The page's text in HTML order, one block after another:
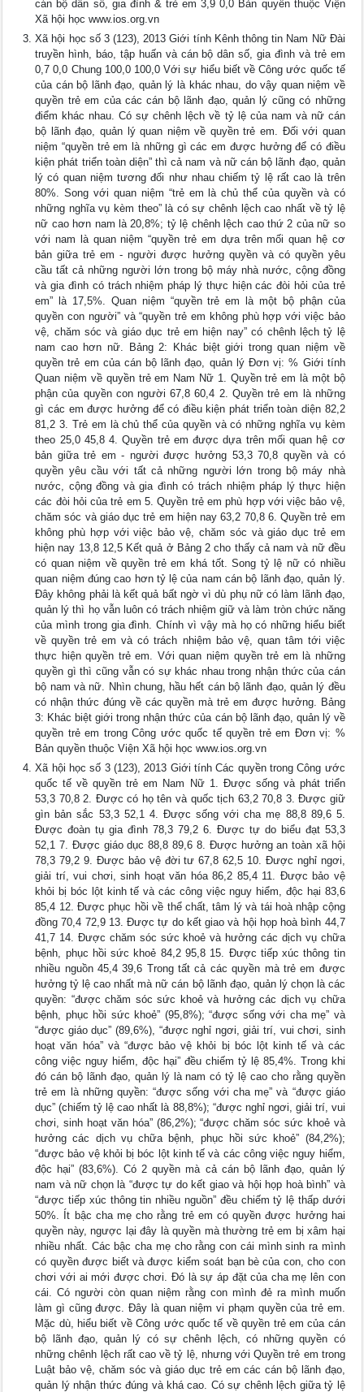
cán bộ dân số, gia đình & trẻ em 3,9 0,0 Bản quyền thuộc Viện
Xã hội học www.ios.org.vn
Xã hội học số 3 (123), 2013 Giới tính Kênh thông tin Nam Nữ Đài
truyền hình, báo, tập huấn và cán bộ dân số, gia đình và trẻ em
0,7 0,0 Chung 100,0 100,0 Với sự hiểu biết về Công ước quốc tế
của cán bộ lãnh đạo, quản lý là khác nhau, do vậy quan niệm về
quyền trẻ em của các cán bộ lãnh đạo, quản lý cũng có những
điểm khác nhau. Có sự chênh lệch về tỷ lệ của nam và nữ cán
bộ lãnh đạo, quản lý quan niệm về quyền trẻ em. Đối với quan
niệm “quyền trẻ em là những gì các em được hưởng để có điều
kiện phát triển toàn diện” thì cả nam và nữ cán bộ lãnh đạo, quản
lý có quan niệm tương đối như nhau chiếm tỷ lệ rất cao là trên
80%. Song với quan niệm “trẻ em là chủ thể của quyền và có
những nghĩa vụ kèm theo” là có sự chênh lệch cao nhất về tỷ lệ
nữ cao hơn nam là 20,8%; tỷ lệ chênh lệch cao thứ 2 của nữ so
với nam là quan niệm “quyền trẻ em dựa trên mối quan hệ cơ
bản giữa trẻ em - người được hưởng quyền và có quyền yêu
cầu tất cả những người lớn trong bộ máy nhà nước, cộng đồng
và gia đình có trách nhiệm pháp lý thực hiện các đòi hỏi của trẻ
em” là 17,5%. Quan niệm “quyền trẻ em là một bộ phận của
quyền con người” và “quyền trẻ em không phù hợp với việc bảo
vệ, chăm sóc và giáo dục trẻ em hiện nay” có chênh lệch tỷ lệ
nam cao hơn nữ. Bảng 2: Khác biệt giới trong quan niệm về
quyền trẻ em của cán bộ lãnh đạo, quản lý Đơn vị: % Giới tính
Quan niệm về quyền trẻ em Nam Nữ 1. Quyền trẻ em là một bộ
phận của quyền con người 67,8 60,4 2. Quyền trẻ em là những
gì các em được hưởng để có điều kiện phát triển toàn diện 82,2
81,2 3. Trẻ em là chủ thể của quyền và có những nghĩa vụ kèm
theo 25,0 45,8 4. Quyền trẻ em được dựa trên mối quan hệ cơ
bản giữa trẻ em - người được hưởng 53,3 70,8 quyền và có
quyền yêu cầu với tất cả những người lớn trong bộ máy nhà
nước, cộng đồng và gia đình có trách nhiệm pháp lý thực hiện
các đòi hỏi của trẻ em 5. Quyền trẻ em phù hợp với việc bảo vệ,
chăm sóc và giáo dục trẻ em hiện nay 63,2 70,8 6. Quyền trẻ em
không phù hợp với việc bảo vệ, chăm sóc và giáo dục trẻ em
hiện nay 13,8 12,5 Kết quả ở Bảng 2 cho thấy cả nam và nữ đều
có quan niệm về quyền trẻ em khá tốt. Song tỷ lệ nữ có nhiều
quan niệm đúng cao hơn tỷ lệ của nam cán bộ lãnh đạo, quản lý.
Đây không phải là kết quả bất ngờ vì dù phụ nữ có làm lãnh đạo,
quản lý thì họ vẫn luôn có trách nhiệm giữ và làm tròn chức năng
của mình trong gia đình. Chính vì vậy mà họ có những hiểu biết
về quyền trẻ em và có trách nhiệm bảo vệ, quan tâm tới việc
thực hiện quyền trẻ em. Với quan niệm quyền trẻ em là những
quyền gì thì cũng vẫn có sự khác nhau trong nhận thức của cán
bộ nam và nữ. Nhìn chung, hầu hết cán bộ lãnh đạo, quản lý đều
có nhận thức đúng về các quyền mà trẻ em được hưởng. Bảng
3: Khác biệt giới trong nhận thức của cán bộ lãnh đạo, quản lý về
quyền trẻ em trong Công ước quốc tế quyền trẻ em Đơn vị: %
Bản quyền thuộc Viện Xã hội học www.ios.org.vn
Xã hội học số 3 (123), 2013 Giới tính Các quyền trong Công ước
quốc tế về quyền trẻ em Nam Nữ 1. Được sống và phát triển
53,3 70,8 2. Được có họ tên và quốc tịch 63,2 70,8 3. Được giữ
gìn bản sắc 53,3 52,1 4. Được sống với cha mẹ 88,8 89,6 5.
Được đoàn tụ gia đình 78,3 79,2 6. Được tự do biểu đạt 53,3
52,1 7. Được giáo dục 88,8 89,6 8. Được hưởng an toàn xã hội
78,3 79,2 9. Được bảo vệ đời tư 67,8 62,5 10. Được nghỉ ngơi,
giải trí, vui chơi, sinh hoạt văn hóa 86,2 85,4 11. Được bảo vệ
khỏi bị bóc lột kinh tế và các công việc nguy hiểm, độc hại 83,6
85,4 12. Được phục hồi về thể chất, tâm lý và tái hoà nhập cộng
đồng 70,4 72,9 13. Được tự do kết giao và hội họp hoà bình 44,7
41,7 14. Được chăm sóc sức khoẻ và hưởng các dịch vụ chữa
bệnh, phục hồi sức khoẻ 84,2 95,8 15. Được tiếp xúc thông tin
nhiều nguồn 45,4 39,6 Trong tất cả các quyền mà trẻ em được
hưởng tỷ lệ cao nhất mà nữ cán bộ lãnh đạo, quản lý chọn là các
quyền: “được chăm sóc sức khoẻ và hưởng các dịch vụ chữa
bệnh, phục hồi sức khoẻ” (95,8%); “được sống với cha mẹ” và
“được giáo dục” (89,6%), “được nghỉ ngơi, giải trí, vui chơi, sinh
hoạt văn hóa” và “được bảo vệ khỏi bị bóc lột kinh tế và các
công việc nguy hiểm, độc hại” đều chiếm tỷ lệ 85,4%. Trong khi
đó cán bộ lãnh đạo, quản lý là nam có tỷ lệ cao cho rằng quyền
trẻ em là những quyền: “được sống với cha mẹ” và “được giáo
dục” (chiếm tỷ lệ cao nhất là 88,8%); “được nghỉ ngơi, giải trí, vui
chơi, sinh hoạt văn hóa” (86,2%); “được chăm sóc sức khoẻ và
hưởng các dịch vụ chữa bệnh, phục hồi sức khoẻ” (84,2%);
“được bảo vệ khỏi bị bóc lột kinh tế và các công việc nguy hiểm,
độc hại” (83,6%). Có 2 quyền mà cả cán bộ lãnh đạo, quản lý
nam và nữ chọn là “được tự do kết giao và hội họp hoà bình” và
“được tiếp xúc thông tin nhiều nguồn” đều chiếm tỷ lệ thấp dưới
50%. Ít bậc cha mẹ cho rằng trẻ em có quyền được hưởng hai
quyền này, ngược lại đây là quyền mà thường trẻ em bị xâm hại
nhiều nhất. Các bậc cha mẹ cho rằng con cái mình sinh ra mình
có quyền được biết và được kiểm soát bạn bè của con, cho con
chơi với ai mới được chơi. Đó là sự áp đặt của cha mẹ lên con
cái. Có người còn quan niệm rằng con mình đẻ ra mình muốn
làm gì cũng được. Đây là quan niệm vi phạm quyền của trẻ em.
Mặc dù, hiểu biết về Công ước quốc tế về quyền trẻ em của cán
bộ lãnh đạo, quản lý có sự chênh lệch, có những quyền có
những chênh lệch rất cao về tỷ lệ, nhưng với Quyền trẻ em trong
Luật bảo vệ, chăm sóc và giáo dục trẻ em các cán bộ lãnh đạo,
quản lý nhận thức đúng và khá cao. Có sự chênh lệch giữa tỷ lệ